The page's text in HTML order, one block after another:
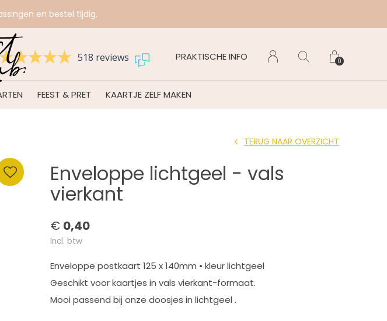
FEEST & PRET KAARTJE ZELF MAKEN
518 reviews PRAKTISCHE INFO 0
en bestel tijdig.
Enveloppe lichtgeel - vals
vierkant
TERUG NAAR OVERZICHT
€ 0,40
Incl. btw
Enveloppe postkaart 125 x 140mm • kleur lichtgeel
Geschikt voor kaartjes in vals vierkant-formaat.
Mooi passend bij onze doosjes in lichtgeel .